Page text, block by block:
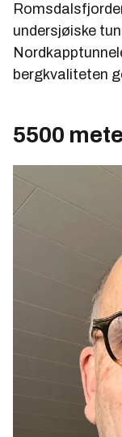
undersjøiske
bergkvaliteten
5500